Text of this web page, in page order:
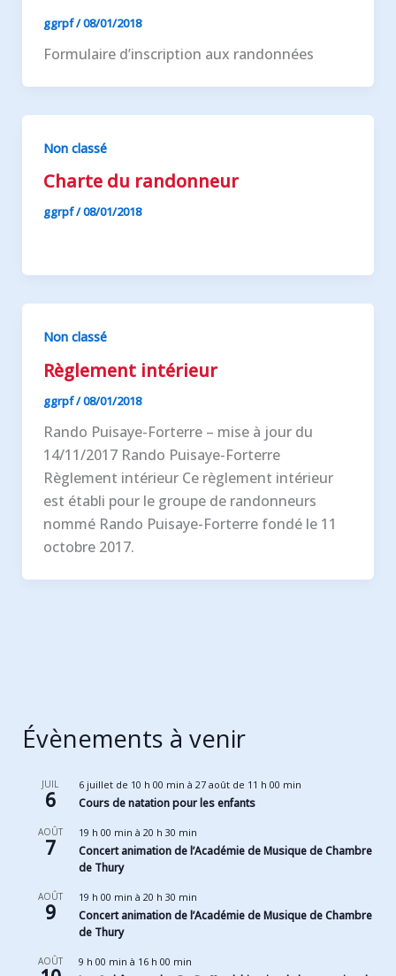
ggrpf/08/01/2018
Formulaire d’inscription aux randonnées
Non classé
Charte du randonneur
ggrpf/08/01/2018
Non classé
Règlement intérieur
ggrpf/08/01/2018
Rando Puisaye-Forterre – mise à jour du
14/11/2017 Rando Puisaye-Forterre
Règlement intérieur Ce règlement intérieur
est établi pour le groupe de randonneurs
nommé Rando Puisaye-Forterre fondé le 11
octobre 2017.
Évènements à venir
JUIL
6
6 juillet de 10 h 00 min à 27 août de 11 h 00 min
Cours de natation pour les enfants
AOÛT
7
19 h 00 min à 20 h 30 min
Concert animation de l’Académie de Musique de Chambre
de Thury
AOÛT
9
19 h 00 min à 20 h 30 min
Concert animation de l’Académie de Musique de Chambre
de Thury
AOÛT 9 h 00 min à 16 h 00 min